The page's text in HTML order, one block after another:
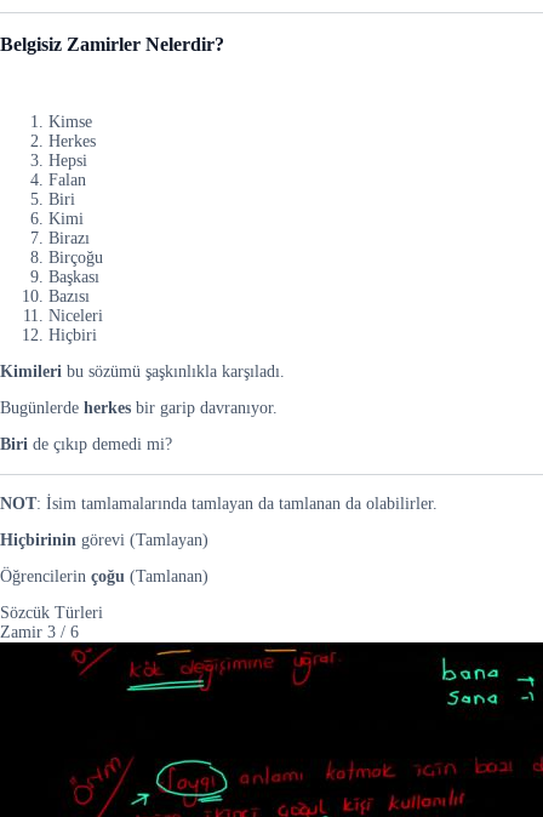
Belgisiz Zamirler Nelerdir?
Kimse
Herkes
Hepsi
Falan
Biri
Kimi
Birazı
Birçoğu
Başkası
Bazısı
Niceleri
Hiçbiri
Kimileri bu sözümü şaşkınlıkla karşıladı.
Bugünlerde herkes bir garip davranıyor.
Biri de çıkıp demedi mi?
NOT: İsim tamlamalarında tamlayan da tamlanan da olabilirler.
Hiçbirinin görevi (Tamlayan)
Öğrencilerin çoğu (Tamlanan)
Sözcük Türleri
Zamir 3 / 6